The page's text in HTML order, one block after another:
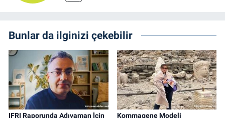
Bunlar da ilginizi çekebilir
IFRI Raporunda Adıyaman İçin Kommagene Modeli